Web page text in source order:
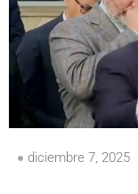
diciembre 7, 2025